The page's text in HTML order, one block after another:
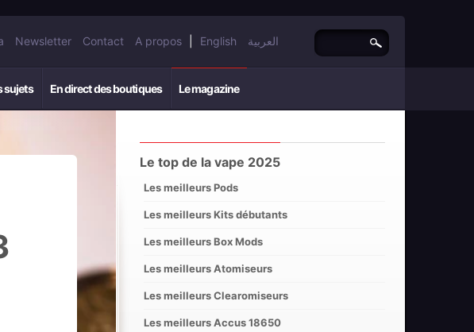
Newsletter Contact A propos English العربية
sujets En direct des boutiques Le magazine
Le top de la vape 2025
Les meilleurs Pods
Les meilleurs Kits débutants
Les meilleurs Box Mods
Les meilleurs Atomiseurs
Les meilleurs Clearomiseurs
Les meilleurs Accus 18650